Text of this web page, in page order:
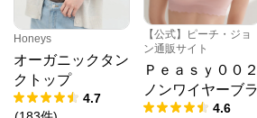
Honeys
オーガニックタン
クトップ
4.7
【公式】ピーチ・ジョ
ン通販サイト
Ｐｅａｓｙ００２
ノンワイヤーブラ
4.6